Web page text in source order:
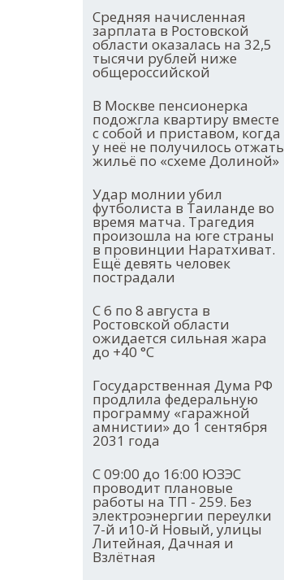
Средняя начисленная
зарплата в Ростовской
области оказалась на 32,5
тысячи рублей ниже
общероссийской
В Москве пенсионерка
подожгла квартиру вместе
с собой и приставом, когда
у неё не получилось отжать
жильё по «схеме Долиной»
Удар молнии убил
футболиста в Таиланде во
время матча. Трагедия
произошла на юге страны
в провинции Наратхиват.
Ещё девять человек
пострадали
С 6 по 8 августа в
Ростовской области
ожидается сильная жара
до +40 °С
Государственная Дума РФ
продлила федеральную
программу «гаражной
амнистии» до 1 сентября
2031 года
С 09:00 до 16:00 ЮЗЭС
проводит плановые
работы на ТП - 259. Без
электроэнергии переулки
7-й и10-й Новый, улицы
Литейная, Дачная и
Взлётная